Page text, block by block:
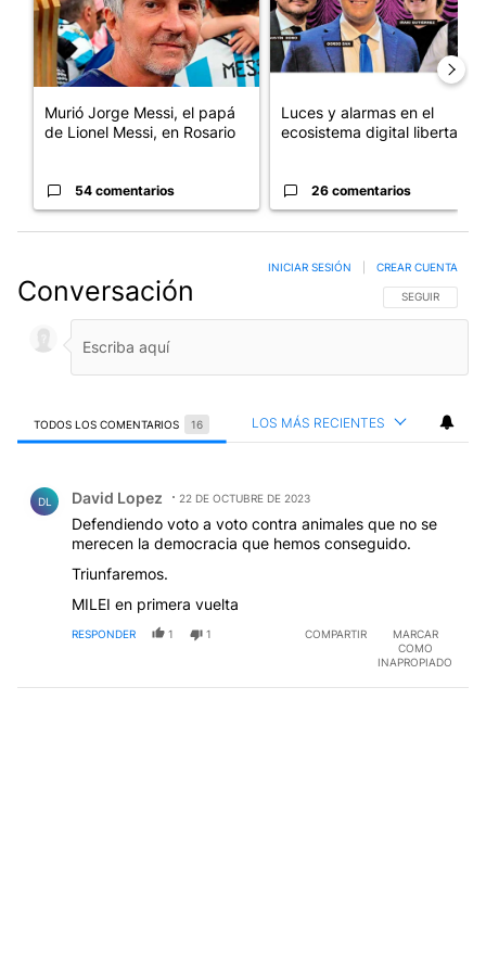
Murió Jorge Messi, el papá
de Lionel Messi, en Rosario
54 comentarios
Luces y alarmas en el
ecosistema digital libertario
26 comentarios
Conversación SIGA ESTA
SEGUIR
INICIAR SESIÓN CREAR CUENTA
TODOS LOS COMENTARIOS 16 LOS MÁS RECIENTES
DL David Lopez 22 DE OCTUBRE DE 2023
Defendiendo voto a voto contra animales que no se
merecen la democracia que hemos conseguido.
Triunfaremos.
MILEI en primera vuelta
RESPONDER 1 1 COMPARTIR
MARCAR
COMO
INAPROPIADO